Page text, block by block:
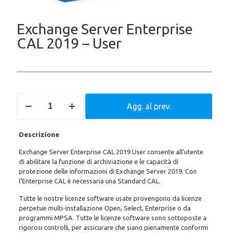
Exchange Server Enterprise
CAL 2019 – User
Server
2019
User
quantità
Agg. al prev.
Descrizione
Exchange Server Enterprise CAL 2019 User consente all’utente
di abilitare la funzione di archiviazione e le capacità di
protezione delle informazioni di Exchange Server 2019. Con
l’Enterprise CAL è necessaria una Standard CAL.
Tutte le nostre licenze software usate provengono da licenze
perpetue multi-installazione Open, Select, Enterprise o da
programmi MPSA. Tutte le licenze software sono sottoposte a
rigorosi controlli, per assicurare che siano pienamente conformi